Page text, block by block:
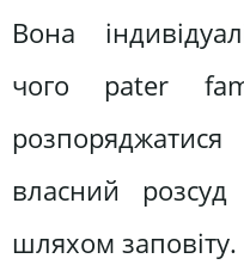
Вона
чого pater
власний
шляхом заповіту.